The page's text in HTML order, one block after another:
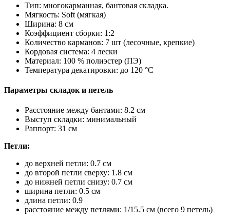
Тип: многокарманная, бантовая складка.
Мягкость: Soft (мягкая)
Ширина: 8 см
Коэффициент сборки: 1:2
Количество карманов: 7 шт (лесочные, крепкие)
Кордовая система: 4 лески
Материал: 100 % полиэстер (ПЭ)
Температура декатировки: до 120 °C
Параметры складок и петель
Расстояние между бантами: 8.2 см
Выступ складки: минимальный
Раппорт: 31 см
Петли:
до верхней петли: 0.7 см
до второй петли сверху: 1.8 см
до нижней петли снизу: 0.7 см
ширина петли: 0.5 см
длина петли: 0.9
расстояние между петлями: 1/15.5 см (всего 9 петель)